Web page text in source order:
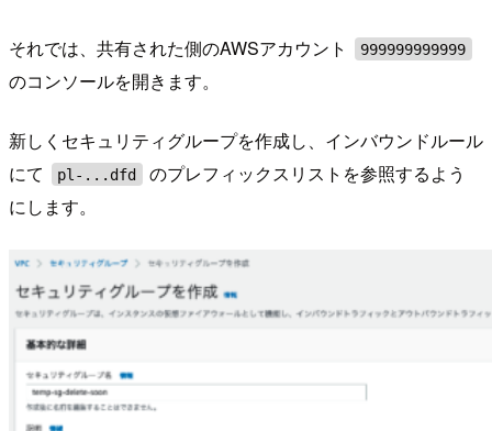
それでは、共有された側のAWSアカウント 999999999999
のコンソールを開きます。
新しくセキュリティグループを作成し、インバウンドルール
にて
pl-...dfd
のプレフィックスリストを参照するよう
にします。